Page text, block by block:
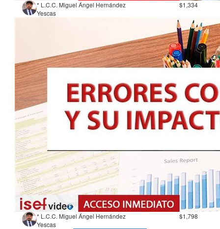
* L.C.C. Miguel Ángel Hernández
Yescas
$1,334
* L.C.C. Miguel Ángel Hernández
Yescas
$1,798